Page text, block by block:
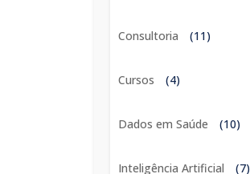
Consultoria (11)
Cursos (4)
Dados em Saúde (10)
Inteligência Artificial (7)